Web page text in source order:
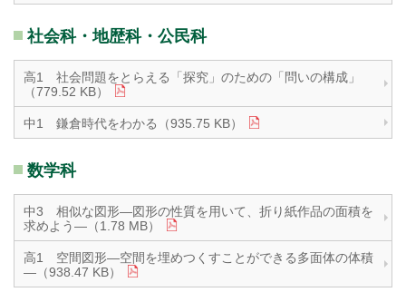
社会科・地歴科・公民科
高1 社会問題をとらえる「探究」のための「問いの構成」
（779.52 KB）
中1 鎌倉時代をわかる（935.75 KB）
数学科
中3 相似な図形―図形の性質を用いて、折り紙作品の面積を
求めよう―（1.78 MB）
高1 空間図形―空間を埋めつくすことができる多面体の体積
―（938.47 KB）